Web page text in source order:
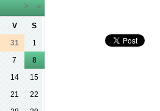
> »
V
S
31
1
7
8
14
15
21
22